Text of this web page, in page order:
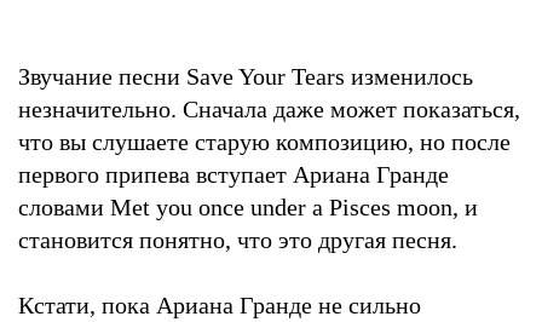
Звучание песни Save Your Tears изменилось
незначительно. Сначала даже может показаться,
что вы слушаете старую композицию, но после
первого припева вступает Ариана Гранде
словами Met you once under a Pisces moon, и
становится понятно, что это другая песня.
Кстати, пока Ариана Гранде не сильно